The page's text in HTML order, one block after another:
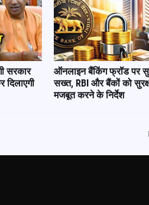
सरकार
दिलाएगी
ऑनलाइन बैंकिंग फ्रॉड पर
सख्त, RBI और बैंकों को
मजबूत करने के निर्देश